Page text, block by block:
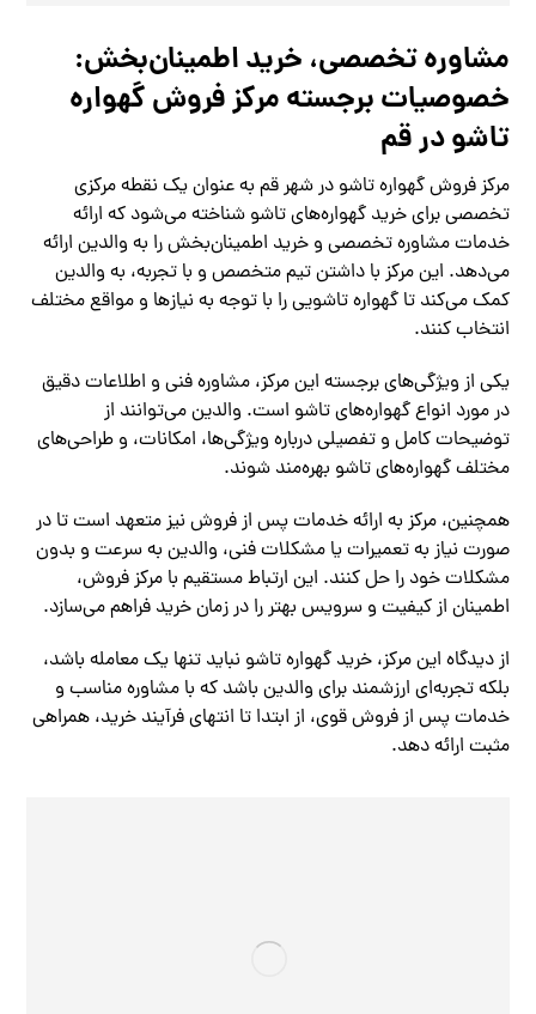
مشاوره تخصصی، خرید اطمینان‌بخش:
خصوصیات برجسته مرکز فروش گهواره
تاشو در قم
مرکز فروش گهواره تاشو در شهر قم به عنوان یک نقطه مرکزی
تخصصی برای خرید گهواره‌های تاشو شناخته می‌شود که ارائه
خدمات مشاوره تخصصی و خرید اطمینان‌بخش را به والدین ارائه
می‌دهد. این مرکز با داشتن تیم متخصص و با تجربه، به والدین
کمک می‌کند تا گهواره تاشویی را با توجه به نیازها و مواقع مختلف
انتخاب کنند.
یکی از ویژگی‌های برجسته این مرکز، مشاوره فنی و اطلاعات دقیق
در مورد انواع گهواره‌های تاشو است. والدین می‌توانند از
توضیحات کامل و تفصیلی درباره ویژگی‌ها، امکانات، و طراحی‌های
مختلف گهواره‌های تاشو بهره‌مند شوند.
همچنین، مرکز به ارائه خدمات پس از فروش نیز متعهد است تا در
صورت نیاز به تعمیرات یا مشکلات فنی، والدین به سرعت و بدون
مشکلات خود را حل کنند. این ارتباط مستقیم با مرکز فروش،
اطمینان از کیفیت و سرویس بهتر را در زمان خرید فراهم می‌سازد.
از دیدگاه این مرکز، خرید گهواره تاشو نباید تنها یک معامله باشد،
بلکه تجربه‌ای ارزشمند برای والدین باشد که با مشاوره مناسب و
خدمات پس از فروش قوی، از ابتدا تا انتهای فرآیند خرید، همراهی
مثبت ارائه دهد.